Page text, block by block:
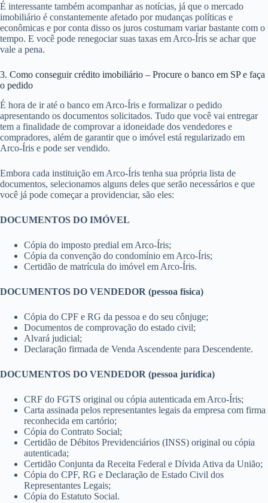
É interessante também acompanhar as notícias, já que o mercado
imobiliário é constantemente afetado por mudanças políticas e
econômicas e por conta disso os juros costumam variar bastante com o
tempo. E você pode renegociar suas taxas em Arco-Íris se achar que
vale a pena.
3. Como conseguir crédito imobiliário – Procure o banco em SP e faça
o pedido
É hora de ir até o banco em Arco-Íris e formalizar o pedido
apresentando os documentos solicitados. Tudo que você vai entregar
tem a finalidade de comprovar a idoneidade dos vendedores e
compradores, além de garantir que o imóvel está regularizado em
Arco-Íris e pode ser vendido.
Embora cada instituição em Arco-Íris tenha sua própria lista de
documentos, selecionamos alguns deles que serão necessários e que
você já pode começar a providenciar, são eles:
DOCUMENTOS DO IMÓVEL
Cópia do imposto predial em Arco-Íris;
Cópia da convenção do condomínio em Arco-Íris;
Certidão de matrícula do imóvel em Arco-Íris.
DOCUMENTOS DO VENDEDOR (pessoa física)
Cópia do CPF e RG da pessoa e do seu cônjuge;
Documentos de comprovação do estado civil;
Alvará judicial;
Declaração firmada de Venda Ascendente para Descendente.
DOCUMENTOS DO VENDEDOR (pessoa jurídica)
CRF do FGTS original ou cópia autenticada em Arco-Íris;
Carta assinada pelos representantes legais da empresa com firma
reconhecida em cartório;
Cópia do Contrato Social;
Certidão de Débitos Previdenciários (INSS) original ou cópia
autenticada;
Certidão Conjunta da Receita Federal e Dívida Ativa da União;
Cópia do CPF, RG e Declaração de Estado Civil dos
Representantes Legais;
Cópia do Estatuto Social.